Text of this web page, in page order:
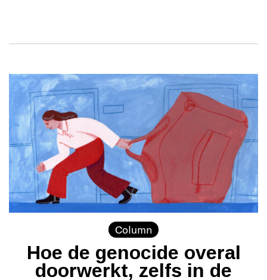
Column
Hoe de genocide overal
doorwerkt, zelfs in de